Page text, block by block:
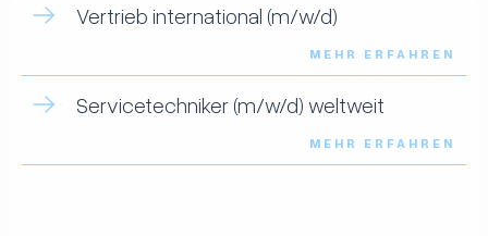
Vertrieb international (m/w/d)
MEHR ERFAHREN
Servicetechniker (m/w/d) weltweit
MEHR ERFAHREN